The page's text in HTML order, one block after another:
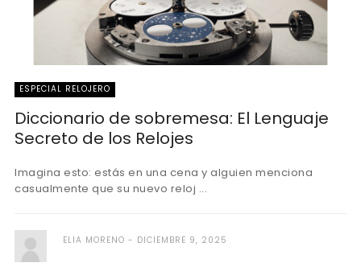
ESPECIAL RELOJERO
Diccionario de sobremesa: El Lenguaje
Secreto de los Relojes
Imagina esto: estás en una cena y alguien menciona
casualmente que su nuevo reloj ...
ELIA MORENO DICIEMBRE 9, 2025